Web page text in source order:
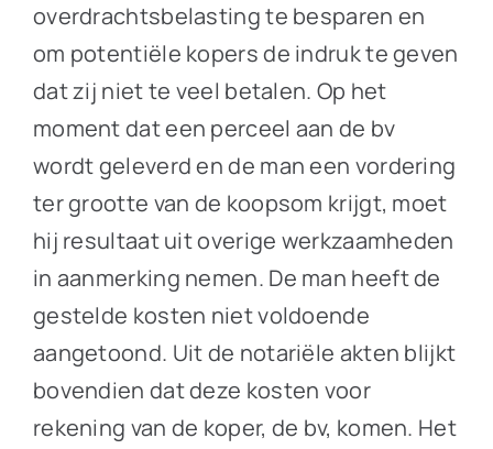
overdrachtsbelasting te besparen en
om potentiële kopers de indruk te geven
dat zij niet te veel betalen. Op het
moment dat een perceel aan de bv
wordt geleverd en de man een vordering
ter grootte van de koopsom krijgt, moet
hij resultaat uit overige werkzaamheden
in aanmerking nemen. De man heeft de
gestelde kosten niet voldoende
aangetoond. Uit de notariële akten blijkt
bovendien dat deze kosten voor
rekening van de koper, de bv, komen. Het